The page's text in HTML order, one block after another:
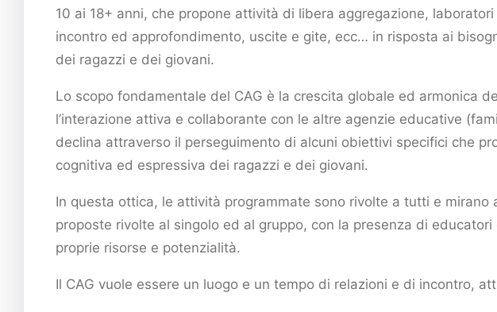
10 ai 18+ anni, che propone attività di libera aggregazione,
incontro ed approfondimento, uscite e gite, ecc… in risposta ai
dei ragazzi e dei giovani.
Lo scopo fondamentale del CAG è la crescita globale ed armonica
l’interazione attiva e collaborante con le altre agenzie educative
declina attraverso il perseguimento di alcuni obiettivi specifici che
cognitiva ed espressiva dei ragazzi e dei giovani.
In questa ottica, le attività programmate sono rivolte a tutti e
proposte rivolte al singolo ed al gruppo, con la presenza di
proprie risorse e potenzialità.
Il CAG vuole essere un luogo e un tempo di relazioni e di incontro,